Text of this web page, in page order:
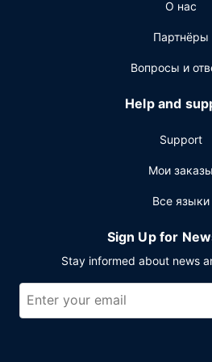
7:30 до 9:30 за дополнительную
Для удобства гостей
бизнес-центр, бесплатные
багажа. Предоставляется
О нас
Партнёры
Вопросы и
Help and
Support
Мои заказы
Все языки
Sign Up for
Stay informed about news